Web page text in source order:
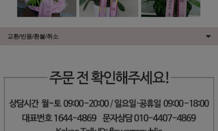
교환/반품/환불/취소